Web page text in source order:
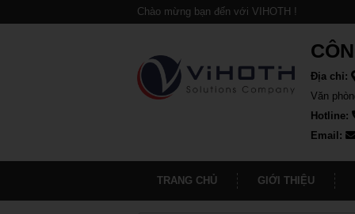
Chào mừng bạn đến với VIHOTH !
Địa chỉ:
Văn
Hotline:
Email:
TRANG CHỦ GIỚI THIỆU